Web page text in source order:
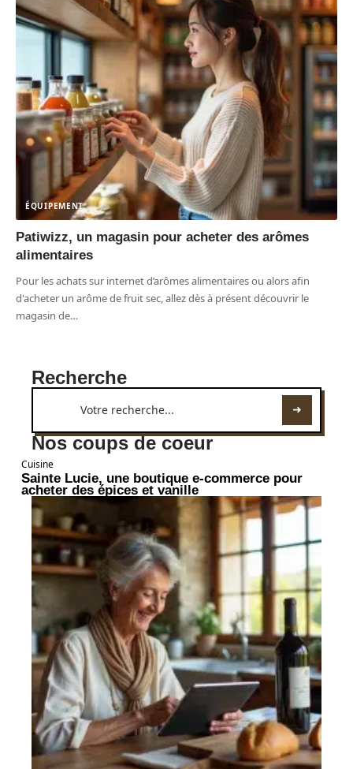
ÉQUIPEMENT
Patiwizz, un magasin pour acheter des arômes
alimentaires
Pour les achats sur internet d’arômes alimentaires ou alors afin
d'acheter un arôme de fruit sec, allez dès à présent découvrir le
magasin de…
Recherche
Nos coups de coeur
Cuisine
Sainte Lucie, une boutique e-commerce pour
acheter des épices et vanille